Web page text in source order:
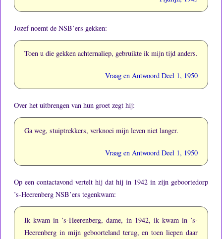
Jozef noemt de NSB’ers gekken:
Toen u die gekken achternaliep, gebruikte ik mijn tijd anders.
Vraag en Antwoord Deel 1, 1950
Over het uitbrengen van hun groet zegt hij:
Ga weg, stuiptrekkers, verknoei mijn leven niet langer.
Vraag en Antwoord Deel 1, 1950
Op een contactavond vertelt hij dat hij in 1942 in zijn geboortedorp
’s-Heerenberg NSB’ers tegenkwam:
Ik kwam in ’s-Heerenberg, dame, in 1942, ik kwam in ’s-
Heerenberg in mijn geboorteland terug, en toen liepen daar